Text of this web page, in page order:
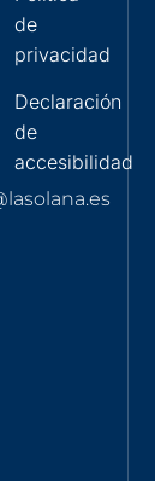
de
privacidad
Declaración
de
accesibilidad